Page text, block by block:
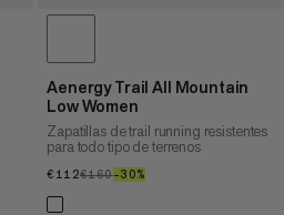
Aenergy Trail All Mountain
Low Women
Zapatillas de trail running resistentes
para todo tipo de terrenos
€112€112
€160€160
–30%